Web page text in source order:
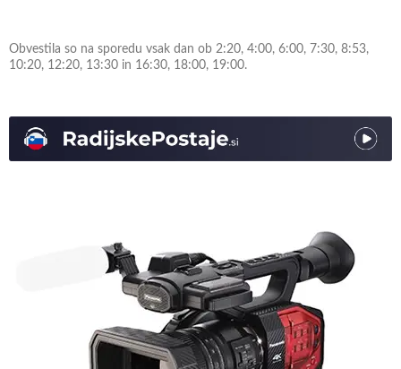
Obvestila so na sporedu vsak dan ob 2:20, 4:00, 6:00, 7:30, 8:53,
10:20, 12:20, 13:30 in 16:30, 18:00, 19:00.